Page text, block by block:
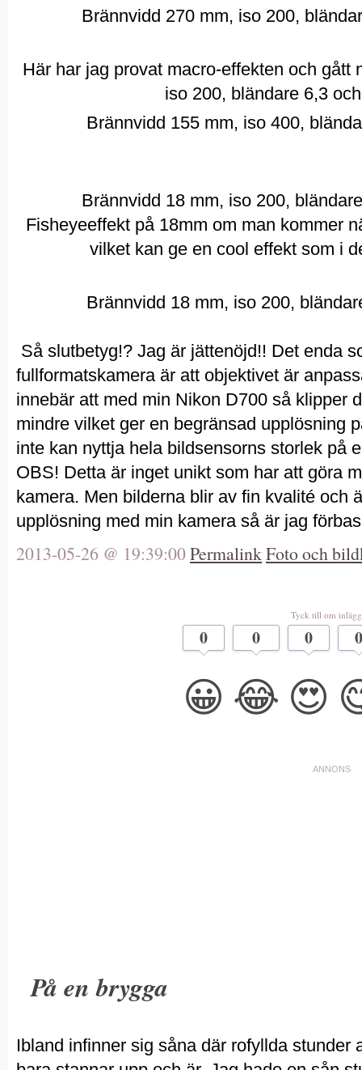
Brännvidd 270 mm, iso 200,
Här har jag provat macro-effekten och gått
iso 200, bländare 6,3
Brännvidd 155 mm, iso 400,
Brännvidd 18 mm, iso 200,
Fisheyeeffekt på 18mm om man kommer
vilket kan ge en cool effekt som i
Brännvidd 18 mm, iso 200,
Så slutbetyg!? Jag är jättenöjd!! Det enda
fullformatskamera är att objektivet är
innebär att med min Nikon D700 så klipper
mindre vilket ger en begränsad upplösning
inte kan nyttja hela bildsensorns storlek på
OBS! Detta är inget unikt som har att göra
kamera. Men bilderna blir av fin kvalité och
upplösning med min kamera så är jag
2013-05-26 @ 19:39:00PermalinkFoto och
Tyck till om
0
😀
0
😂
0
😍
0
På en brygga
Ibland infinner sig såna där rofyllda